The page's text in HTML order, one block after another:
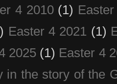
4 2010 (1)
Easter 4 2021 (1)
2025 (1) Easter 4
in the story of the